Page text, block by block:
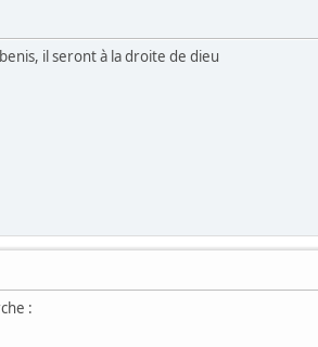
il seront à la droite de dieu
: